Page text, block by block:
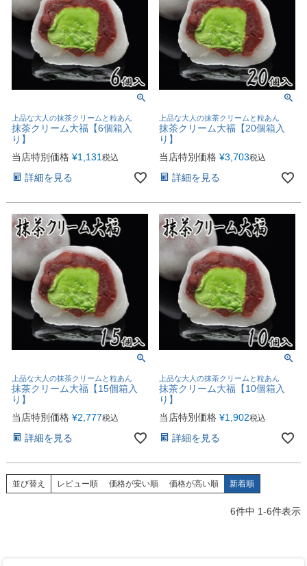
上品な大人の抹茶クリームと粒あん
抹茶クリーム大福【6個箱入
り】
当店特別価格 ¥1,131 税込
詳細を見る
上品な大人の抹茶クリームと粒あん
抹茶クリーム大福【20個箱入
り】
当店特別価格 ¥3,703税込
詳細を見る
上品な大人の抹茶クリームと粒あん
抹茶クリーム大福【15個箱入
り】
当店特別価格 ¥2,777税込
詳細を見る
上品な大人の抹茶クリームと粒あん
抹茶クリーム大福【10個箱入
り】
当店特別価格 ¥1,902税込
詳細を見る
並び替え レビュー順 価格が安い順 価格が高い順 新着順
6件中 1-6件表示